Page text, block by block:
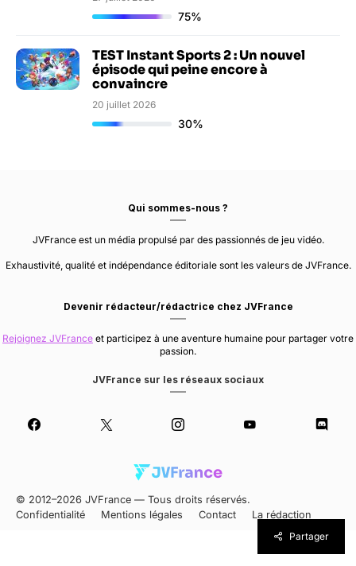
75%
TEST Instant Sports 2 : Un nouvel
épisode qui peine encore à
convaincre
20 juillet 2026
30%
Qui sommes-nous ?
JVFrance est un média propulsé par des passionnés de jeu vidéo.
Exhaustivité, qualité et indépendance éditoriale sont les valeurs de JVFrance.
Devenir rédacteur/rédactrice chez JVFrance
Rejoignez JVFrance et participez à une aventure humaine pour partager votre
passion.
JVFrance sur les réseaux sociaux
© 2012–2026 JVFrance — Tous droits réservés.
Confidentialité
Mentions légales Contact
La rédaction
Partager